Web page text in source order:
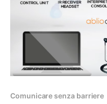
Comunicare senza barriere